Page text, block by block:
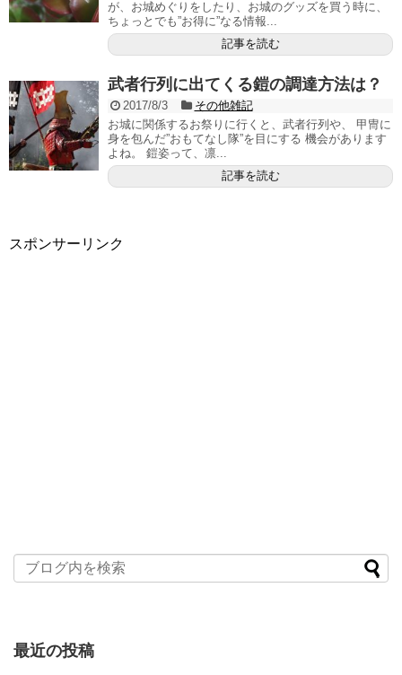
が、お城めぐりをしたり、お城のグッズを買う時に、
ちょっとでも”お得に”なる情報...
記事を読む
武者行列に出てくる鎧の調達方法は？
2017/8/3
その他雑記
お城に関係するお祭りに行くと、武者行列や、 甲冑に
身を包んだ”おもてなし隊”を目にする 機会があります
よね。 鎧姿って、凛...
記事を読む
スポンサーリンク
最近の投稿